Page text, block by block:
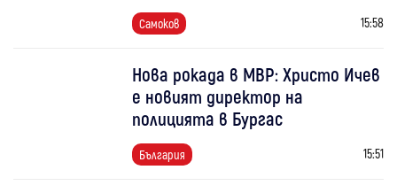
Самоков 15:58
Нова рокада в МВР: Христо Ичев
е новият директор на
полицията в Бургас
България 15:51